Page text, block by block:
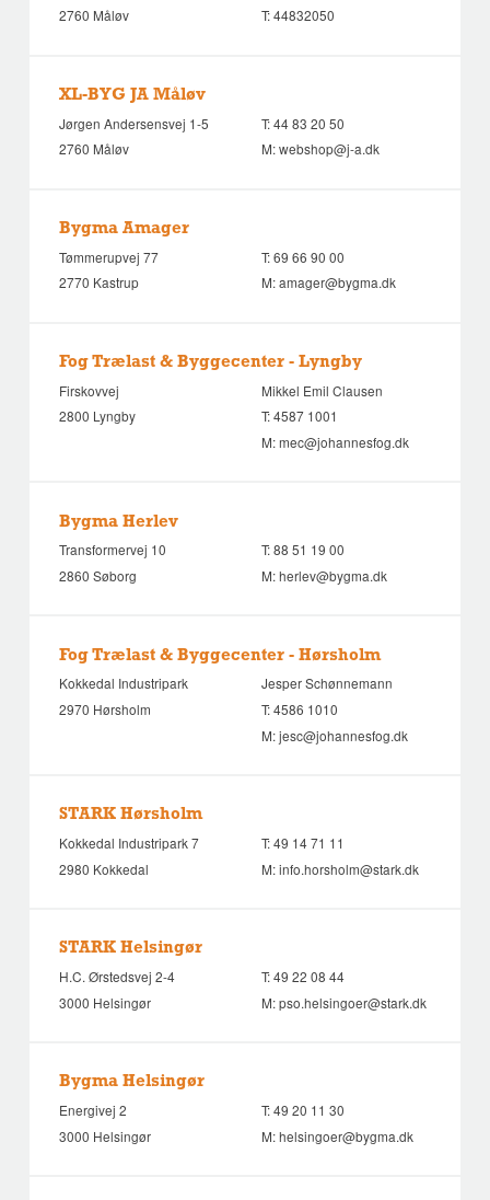
2760 Måløv
T:44832050
XL-BYG JA Måløv
Jørgen Andersensvej 1-5
2760 Måløv
T:44 83 20 50
M:webshop@j-a.dk
Bygma Amager
Tømmerupvej 77
2770 Kastrup
T:69 66 90 00
M:amager@bygma.dk
Fog Trælast & Byggecenter - Lyngby
Firskovvej
2800 Lyngby
Mikkel Emil Clausen
T:4587 1001
M:mec@johannesfog.dk
Bygma Herlev
Transformervej 10
2860 Søborg
T:88 51 19 00
M:herlev@bygma.dk
Fog Trælast & Byggecenter - Hørsholm
Kokkedal Industripark
2970 Hørsholm
Jesper Schønnemann
T:4586 1010
M:jesc@johannesfog.dk
STARK Hørsholm
Kokkedal Industripark 7
2980 Kokkedal
T:49 14 71 11
M:info.horsholm@stark.dk
STARK Helsingør
H.C. Ørstedsvej 2-4
3000 Helsingør
T:49 22 08 44
M:pso.helsingoer@stark.dk
Bygma Helsingør
Energivej 2
3000 Helsingør
T:49 20 11 30
M:helsingoer@bygma.dk